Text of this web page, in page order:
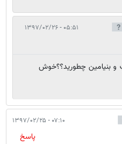
۰۵:۵۱ - ۱۳۹۷/۰۲/۲۶
و بنیامین چطورید؟؟خوش
۰۷:۱۰ - ۱۳۹۷/۰۲/۲۵
پاسخ